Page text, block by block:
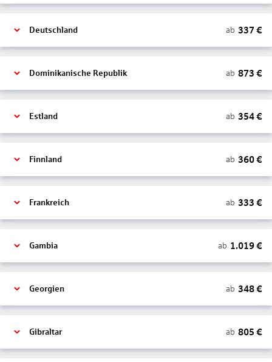
Deutschland ab 337 €
Dominikanische Republik ab 873 €
Estland ab 354€
Finnland ab 360€
Frankreich ab 333 €
Gambia ab 1.019€
Georgien ab 348€
Gibraltar ab 805 €